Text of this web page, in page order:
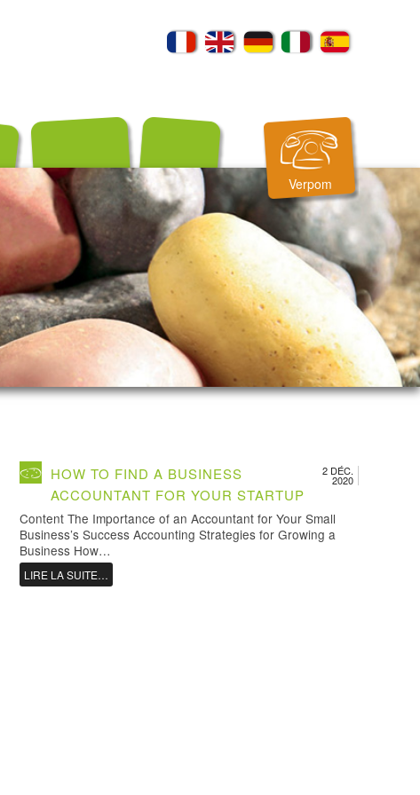
Verpom
2 DÉC.
2020
HOW TO FIND A BUSINESS
ACCOUNTANT FOR YOUR STARTUP
Content The Importance of an Accountant for Your Small
Business’s Success Accounting Strategies for Growing a
Business How…
LIRE LA SUITE…